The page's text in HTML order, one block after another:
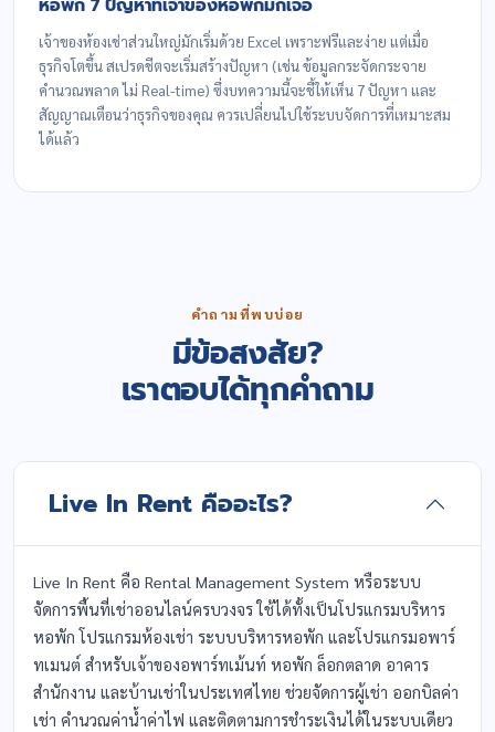
เจ้าของห้องเช่าส่วนใหญ่มักเริ่มด้วย Excel เพราะฟรีและง่าย แต่เมื่อ
ธุรกิจโตขึ้น สเปรดชีตจะเริ่มสร้างปัญหา (เช่น ข้อมูลกระจัดกระจาย
คำนวณพลาด ไม่ Real-time) ซึ่งบทความนี้จะชี้ให้เห็น 7 ปัญหา และ
สัญญาณเตือนว่าธุรกิจของคุณ ควรเปลี่ยนไปใช้ระบบจัดการที่เหมาะสม
ได้แล้ว
คำถามที่พบบ่อย
มีข้อสงสัย?
เราตอบได้ทุกคำถาม
Live In Rent คืออะไร?
Live In Rent คือ Rental Management System หรือระบบ
จัดการพื้นที่เช่าออนไลน์ครบวงจร ใช้ได้ทั้งเป็นโปรแกรมบริหาร
หอพัก โปรแกรมห้องเช่า ระบบบริหารหอพัก และโปรแกรมอพาร์
ทเมนต์ สำหรับเจ้าของอพาร์ทเม้นท์ หอพัก ล็อกตลาด อาคาร
สำนักงาน และบ้านเช่าในประเทศไทย ช่วยจัดการผู้เช่า ออกบิลค่า
เช่า คำนวณค่าน้ำค่าไฟ และติดตามการชำระเงินได้ในระบบเดียว